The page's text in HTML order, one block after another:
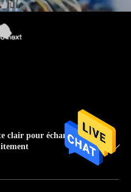
clair pour échantillon